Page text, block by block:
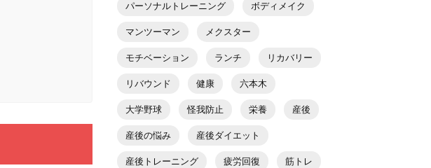
パーソナルトレーニング ボディメイク
マンツーマン メクスター
モチベーション ランチ リカバリー
リバウンド 健康 六本木
大学野球 怪我防止 栄養 産後
産後の悩み 産後ダイエット
産後トレーニング 疲労回復 筋トレ